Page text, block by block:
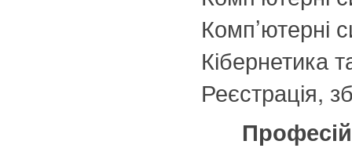
Комп’ютерні
Кібернетика
Реєстрація,